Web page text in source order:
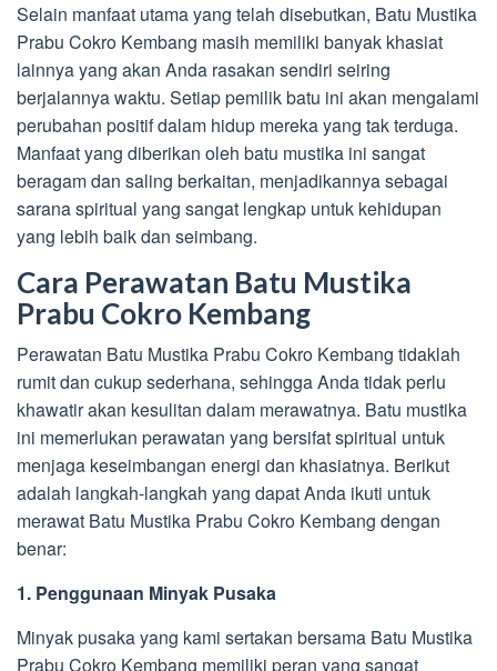
Selain manfaat utama yang telah disebutkan, Batu Mustika
Prabu Cokro Kembang masih memiliki banyak khasiat
lainnya yang akan Anda rasakan sendiri seiring
berjalannya waktu. Setiap pemilik batu ini akan mengalami
perubahan positif dalam hidup mereka yang tak terduga.
Manfaat yang diberikan oleh batu mustika ini sangat
beragam dan saling berkaitan, menjadikannya sebagai
sarana spiritual yang sangat lengkap untuk kehidupan
yang lebih baik dan seimbang.
Cara Perawatan Batu Mustika
Prabu Cokro Kembang
Perawatan Batu Mustika Prabu Cokro Kembang tidaklah
rumit dan cukup sederhana, sehingga Anda tidak perlu
khawatir akan kesulitan dalam merawatnya. Batu mustika
ini memerlukan perawatan yang bersifat spiritual untuk
menjaga keseimbangan energi dan khasiatnya. Berikut
adalah langkah-langkah yang dapat Anda ikuti untuk
merawat Batu Mustika Prabu Cokro Kembang dengan
benar:
1. Penggunaan Minyak Pusaka
Minyak pusaka yang kami sertakan bersama Batu Mustika
Prabu Cokro Kembang memiliki peran yang sangat